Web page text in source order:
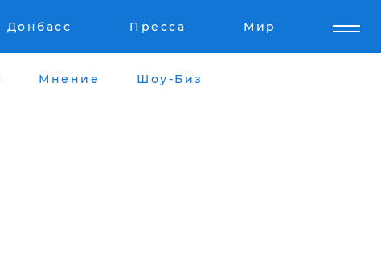
Донбасс Пресса Мир
Мнение Шоу-Биз